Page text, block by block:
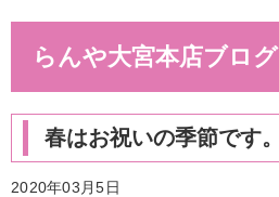
らんや大宮本店ブログ
春はお祝いの季節です。
2020年03月5日